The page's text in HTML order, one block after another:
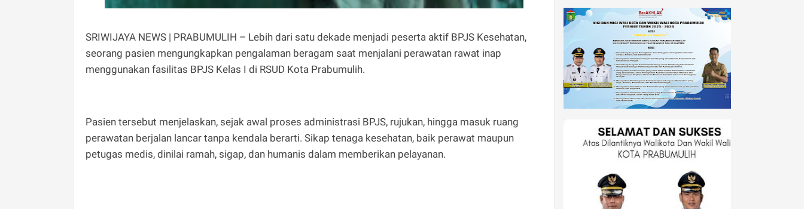
SRIWIJAYA NEWS | PRABUMULIH – Lebih dari satu dekade menjadi peserta aktif BPJS Kesehatan,
seorang pasien mengungkapkan pengalaman beragam saat menjalani perawatan rawat inap
menggunakan fasilitas BPJS Kelas I di RSUD Kota Prabumulih.
Pasien tersebut menjelaskan, sejak awal proses administrasi BPJS, rujukan, hingga masuk ruang
perawatan berjalan lancar tanpa kendala berarti. Sikap tenaga kesehatan, baik perawat maupun
petugas medis, dinilai ramah, sigap, dan humanis dalam memberikan pelayanan.